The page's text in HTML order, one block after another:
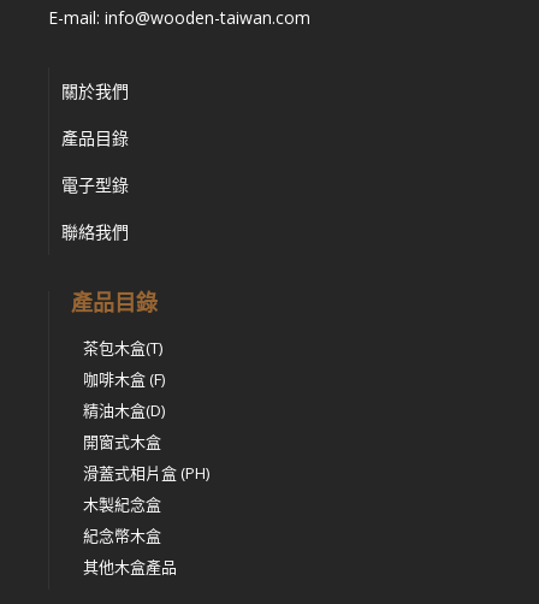
E-mail: info@wooden-taiwan.com
關於我們
產品目錄
電子型錄
聯絡我們
產品目錄
茶包木盒(T)
咖啡木盒 (F)
精油木盒(D)
開窗式木盒
滑蓋式相片盒 (PH)
木製紀念盒
紀念幣木盒
其他木盒產品